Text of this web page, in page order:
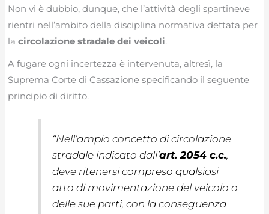
Non vi è dubbio, dunque, che l’attività degli spartineve
rientri nell’ambito della disciplina normativa dettata per
lacircolazione stradale dei veicoli.
A fugare ogni incertezza è intervenuta, altresì, la
Suprema Corte di Cassazione specificando il seguente
principio di diritto.
“Nell’ampio concetto di circolazione
stradale indicato dall’art. 2054 c.c.,
deve ritenersi compreso qualsiasi
atto di movimentazione del veicolo o
delle sue parti, con la conseguenza